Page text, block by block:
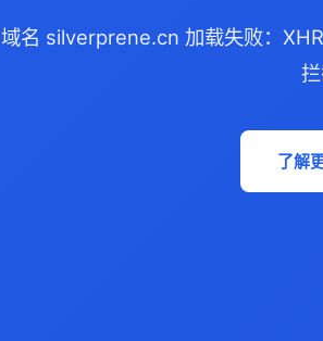
域名 silverprene.cn 加载失败：
了解